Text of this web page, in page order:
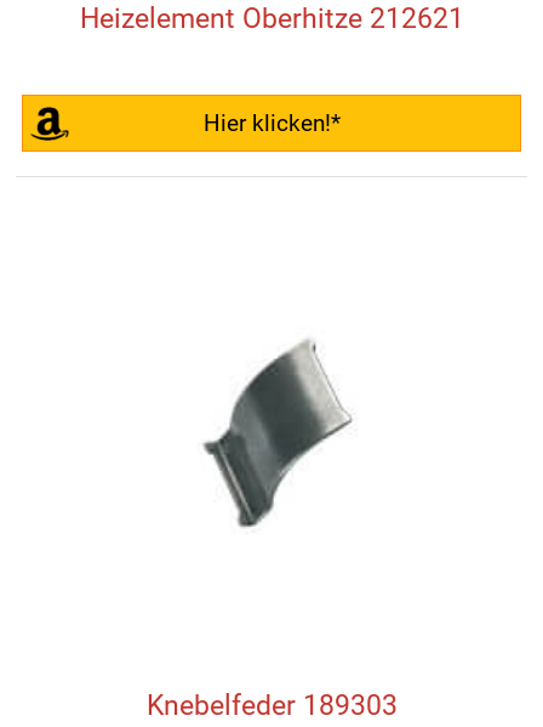
Heizelement Oberhitze 212621
Hier klicken!*
Knebelfeder 189303